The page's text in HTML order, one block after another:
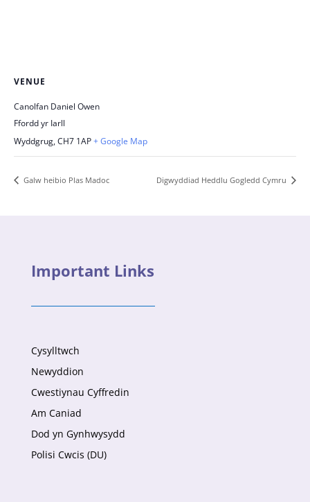
VENUE
Canolfan Daniel Owen
Ffordd yr Iarll
Wyddgrug,CH7 1AP+ Google Map
Galw heibio Plas Madoc Digwyddiad Heddlu Gogledd Cymru
Important Links
Cysylltwch
Newyddion
Cwestiynau Cyffredin
Am Caniad
Dod yn Gynhwysydd
Polisi Cwcis (DU)